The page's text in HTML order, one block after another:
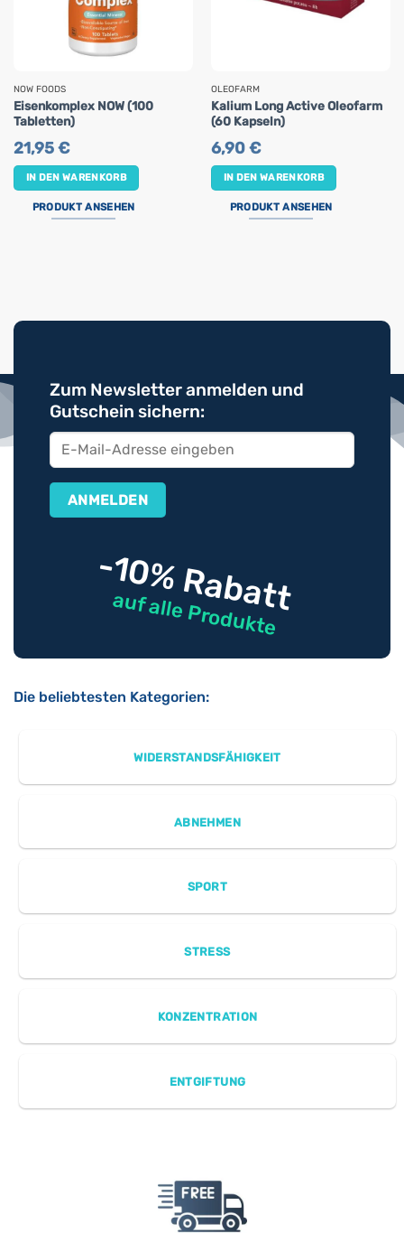
NOW FOODS
Eisenkomplex NOW (100
Tabletten)
21,95€
IN DEN WARENKORB
PRODUKT ANSEHEN
OLEOFARM
Kalium Long Active Oleofarm
(60 Kapseln)
6,90€
IN DEN WARENKORB
PRODUKT ANSEHEN
Zum Newsletter anmelden und
Gutschein sichern:
-10% Rabatt
auf alle Produkte
Die beliebtesten Kategorien:
WIDERSTANDSFÄHIGKEIT
ABNEHMEN
SPORT
STRESS
KONZENTRATION
ENTGIFTUNG